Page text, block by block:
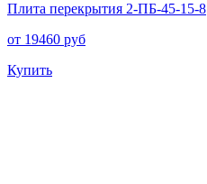
Плита перекрытия 2-ПБ-45-15-8
от 19460 руб
Купить